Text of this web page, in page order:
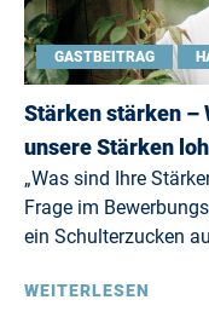
GASTBEITRAG
Stärken stärken –
unsere Stärken
„Was sind Ihre
Frage im
ein Schulterzucken
WEITERLESEN